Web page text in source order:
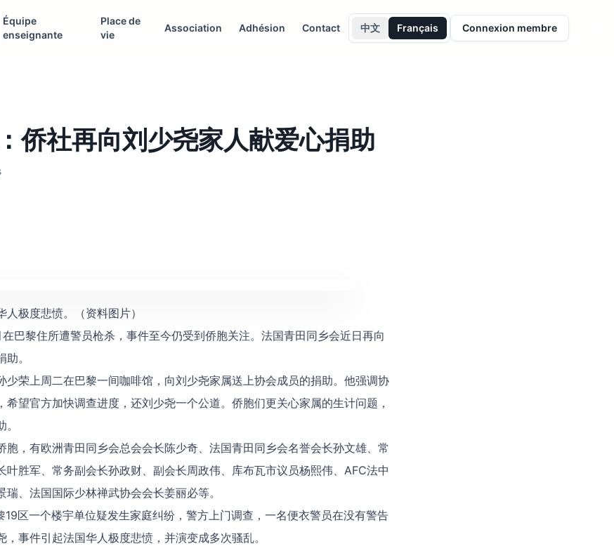
Équipe
enseignante
Place de
vie
Association Adhésion Contact 中文 Français Connexion membre
侨社再向刘少尧家人献爱心捐助
极度悲愤。（资料图片）
巴黎住所遭警员枪杀，事件至今仍受到侨胞关注。法国青田同乡会近日再向
。
少荣上周二在巴黎一间咖啡馆，向刘少尧家属送上协会成员的捐助。他强调协
希望官方加快调查进度，还刘少尧一个公道。侨胞们更关心家属的生计问题，
胞，有欧洲青田同乡会总会会长陈少奇、法国青田同乡会名誉会长孙文雄、常
叶胜军、常务副会长孙政财、副会长周政伟、库布瓦市议员杨熙伟、AFC法中
、法国国际少林禅武协会会长姜丽必等。
区一个楼宇单位疑发生家庭纠纷，警方上门调查，一名便衣警员在没有警告
，事件引起法国华人极度悲愤，并演变成多次骚乱。